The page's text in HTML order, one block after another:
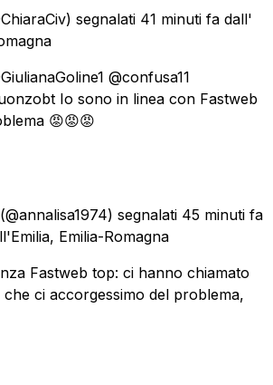
segnalati 41 minuti fa dall'
@confusa11
Io sono in linea con Fastweb
😡😡😡
(@annalisa1974) segnalati 45 minuti fa
Emilia-Romagna
Fastweb top: ci hanno chiamato
ci accorgessimo del problema,